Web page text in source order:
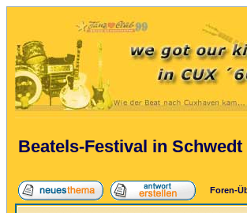
Beatels-Festival in Schwedt
Foren-